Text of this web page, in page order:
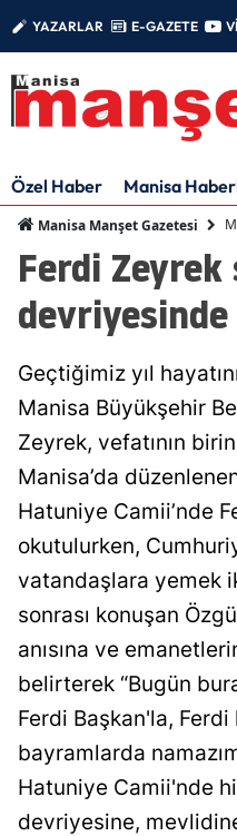
YAZARLAR E-GAZETE
Özel Haber Manisa
Manisa Manşet Gazetesi
Ferdi Zeyrek
devriyesinde
Geçtiğimiz yıl
Manisa Büyükşehir
Zeyrek, vefatının
Manisa’da
Hatuniye Camii’nde
okutulurken,
vatandaşlara yemek
sonrası konuşan
anısına ve
belirterek “Bugün
Ferdi Başkan'la,
bayramlarda
Hatuniye Camii'nde
devriyesine,